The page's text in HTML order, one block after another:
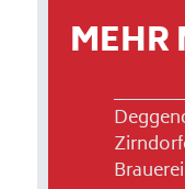
MEHR